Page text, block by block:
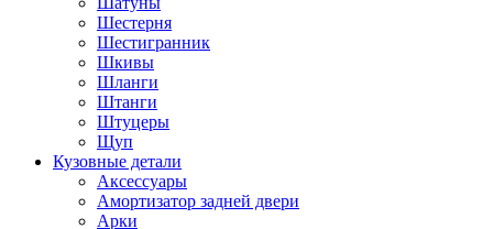
Шестерня
Шестигранник
Шкивы
Шланги
Штанги
Штуцеры
Щуп
Кузовные детали
Аксессуары
Амортизатор задней двери
Арки